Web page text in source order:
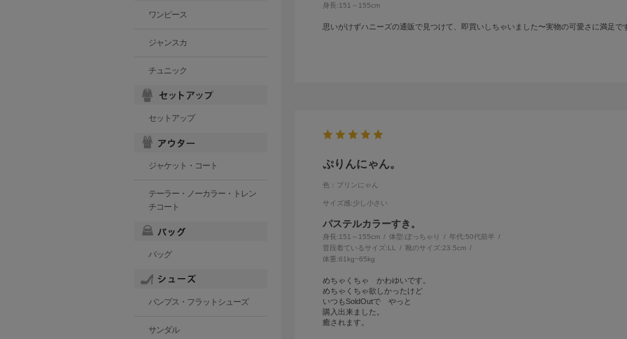
身長:151～155cm
思いがけずハニーズの通販で見つけて、即買いしちゃいました〜実物の可愛さに満足で
ぷりんにゃん。
色：プリンにゃん
サイズ感:少し小さい
パステルカラーすき。
身長:151～155cm 体型:ぽっちゃり 年代:50代前半
普段着ているサイズ:LL 靴のサイズ:23.5cm
体重:61kg~65kg
めちゃくちゃ かわゆいです。
めちゃくちゃ欲しかったけど
いつもSoldOutで やっと
購入出来ました。
癒されます。
ワンピース
ジャンスカ
チュニック
セットアップ
ジャケット・コート
テーラー・ノーカラー・トレン
チコート
バッグ
パンプス・フラットシューズ
サンダル